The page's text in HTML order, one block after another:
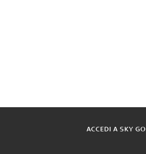
ACCEDI A SKY GO